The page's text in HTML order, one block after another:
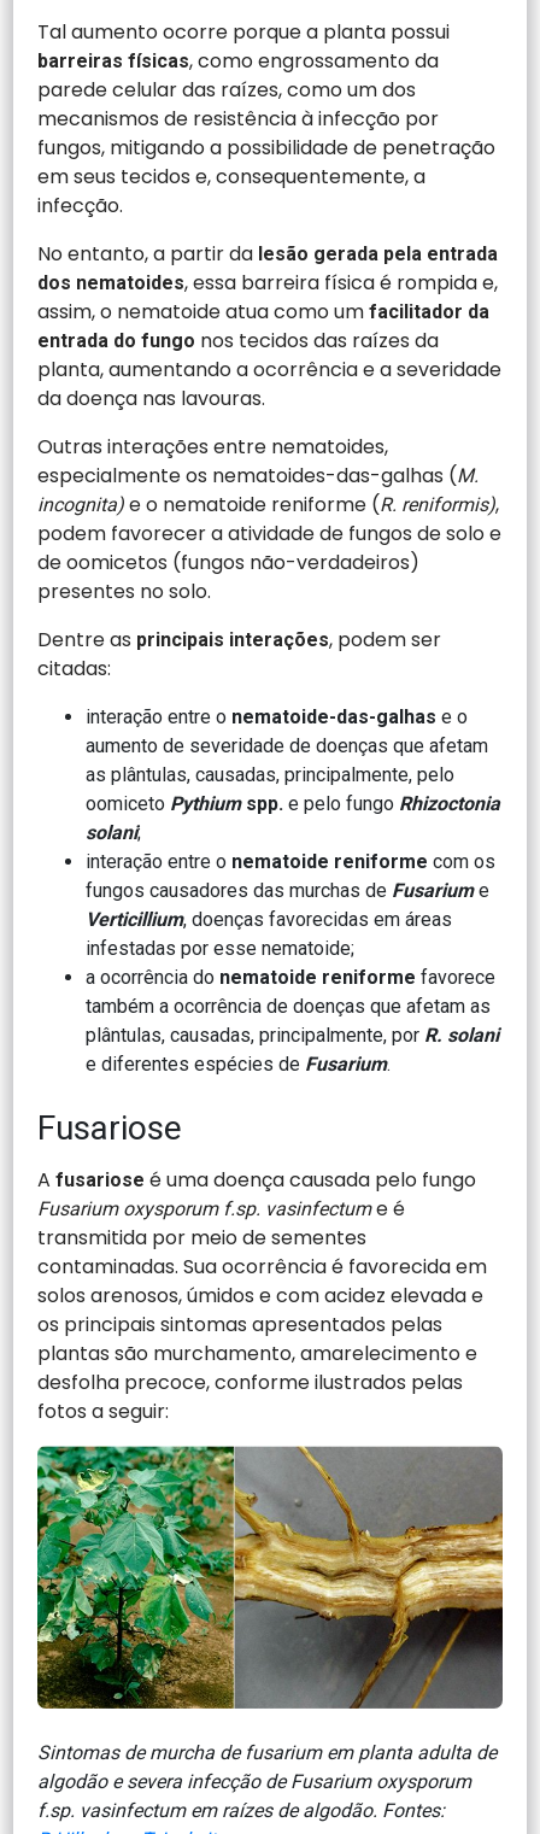
Tal aumento ocorre porque a planta possui
barreiras físicas, como engrossamento da
parede celular das raízes, como um dos
mecanismos de resistência à infecção por
fungos, mitigando a possibilidade de penetração
em seus tecidos e, consequentemente, a
infecção.
No entanto, a partir da lesão gerada pela entrada
dos nematoides, essa barreira física é rompida e,
assim, o nematoide atua como umfacilitador da
entrada do fungo nos tecidos das raízes da
planta, aumentando a ocorrência e a severidade
da doença nas lavouras.
Outras interações entre nematoides,
especialmente os nematoides-das-galhas (M.
incognita)e o nematoide reniforme (R. reniformis),
podem favorecer a atividade de fungos de solo e
de oomicetos (fungos não-verdadeiros)
presentes no solo.
Dentre as principais interações, podem ser
citadas:
interação entre o nematoide-das-galhase o
aumento de severidade de doenças que afetam
as plântulas, causadas, principalmente, pelo
oomiceto Pythiumspp. e pelo fungo Rhizoctonia
solani;
interação entre o nematoide reniformecom os
fungos causadores das murchas de Fusariume
Verticillium, doenças favorecidas em áreas
infestadas por esse nematoide;
a ocorrência do nematoide reniformefavorece
também a ocorrência de doenças que afetam as
plântulas, causadas, principalmente, por R. solani
e diferentes espécies de Fusarium.
Fusariose
Afusariose é uma doença causada pelo fungo
Fusarium oxysporum f.sp. vasinfectume é
transmitida por meio de sementes
contaminadas. Sua ocorrência é favorecida em
solos arenosos, úmidos e com acidez elevada e
os principais sintomas apresentados pelas
plantas são murchamento, amarelecimento e
desfolha precoce, conforme ilustrados pelas
fotos a seguir:
Sintomas de murcha de fusarium em planta adulta de
algodão e severa infecção de Fusarium oxysporum
f.sp. vasinfectum em raízes de algodão. Fontes: